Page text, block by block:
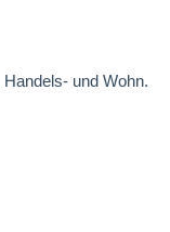
Handels- und Wohn.